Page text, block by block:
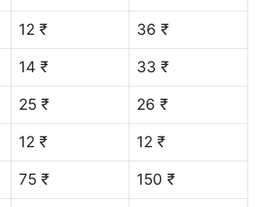
12 ₹ 36 ₹
14 ₹ 33 ₹
25 ₹ 26 ₹
12 ₹ 12 ₹
75 ₹ 150 ₹